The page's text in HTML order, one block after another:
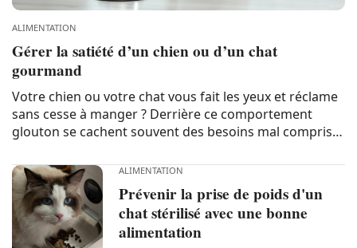
Sauvetages
Conso
ALIMENTATION
Gérer la satiété d’un chien ou d’un chat
gourmand
Votre chien ou votre chat vous fait les yeux et réclame
sans cesse à manger ? Derrière ce comportement
glouton se cachent souvent des besoins mal compris,
habitudes. Dans cet article, nous vous...
ALIMENTATION
Prévenir la prise de poids d'un
chat stérilisé avec une bonne
alimentation